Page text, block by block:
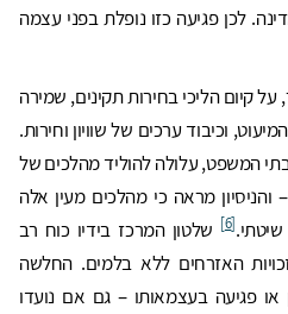
לכן פגיעה כזו נופלת בפני עצמה
קיום הליכי בחירות תקינים, שמירה
וכיבוד ערכים של שוויון וחירות.
המשפט, עלולה להוליד מהלכים של
מראה כי מהלכים מעין אלה
[6]
שלטון המרכז בידיו כוח רב
האזרחים ללא בלמים. החלשה
פגיעה בעצמאותו – גם אם נועדו